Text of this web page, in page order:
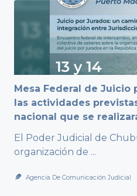
Mesa Federal de Juicio
las actividades
nacional que se
El Poder Judicial de
organización de ...
Agencia De Comunicación Judicial